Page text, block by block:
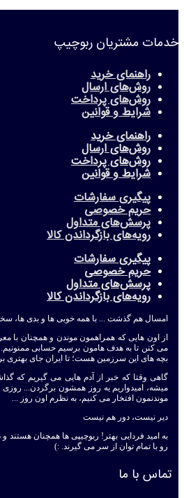
خدمات مشتریان ربوچیپ
راهنمای خرید
روش‌های ارسال
روش‌های پرداخت
شرایط و قوانین
راهنمای خرید
روش‌های ارسال
روش‌های پرداخت
شرایط و قوانین
پیگیری سفارشات
حریم خصوصی
پرسش‌های متداول
رویه‌های بازگرداندن کالا
پیگیری سفارشات
حریم خصوصی
پرسش‌های متداول
رویه‌های بازگرداندن کالا
امسال هم گذشت ... با همه خوبی ها و بدی ها،
از اون هایی که همراهمون موندن و همچنان
می کنن تا به هدف هامون برسیم حسابی ممنونیم.
بچه های این سرزمین هست؛ تا ایران جای بهتری
گاهی وقتا که خبر از آدم هایی می گیریم که
میشه، امیدواریم یه روز همشون برگردن...
موندنمون افتخار می کنیم، به نظرم اون روز ...
دیر نیست، دور هم نیست
رو با تمام توان از سر می گیرند. :)
تماس با ما